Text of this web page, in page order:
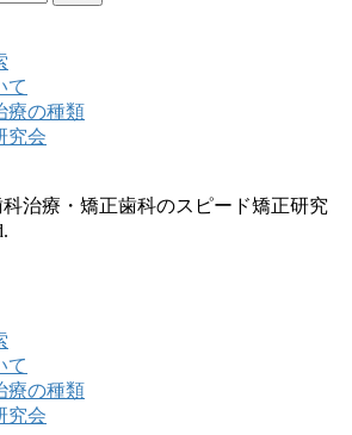
て
療の種類
究会
治療・矯正歯科のスピード矯正研究
て
療の種類
究会